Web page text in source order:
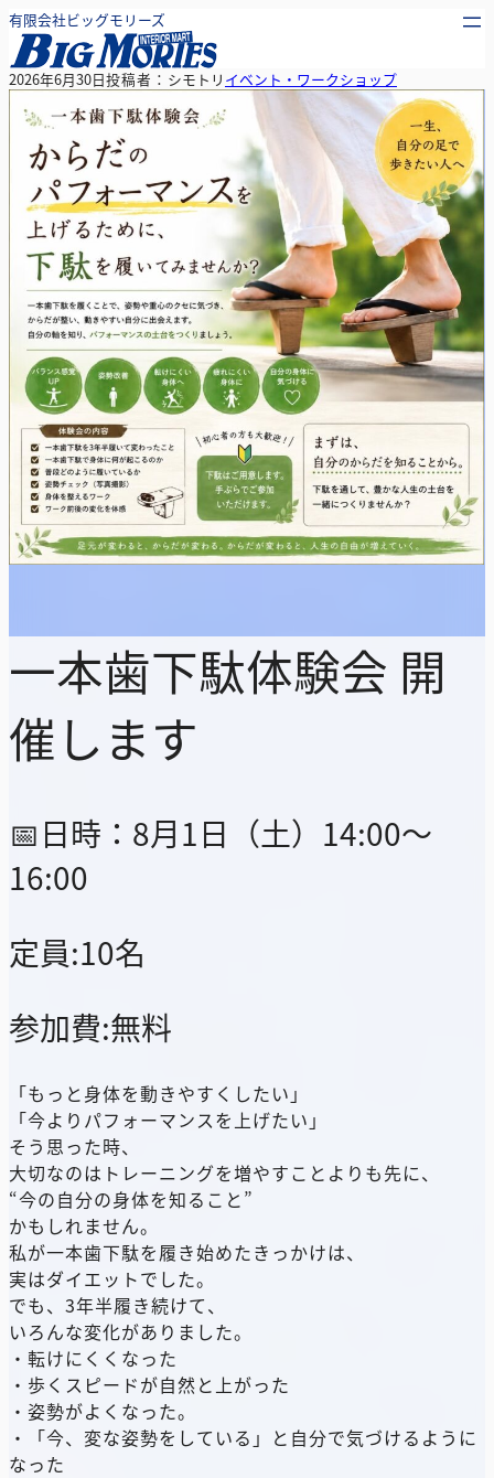
内
容
を
有限会社ビッグモリーズ
2026年6月30日投稿者： シモトリ イベント・ワークショップ
一本歯下駄体験会 開
催します
📅日時：8月1日（土）14:00～
16:00
定員:10名
参加費:無料
「もっと身体を動きやすくしたい」
「今よりパフォーマンスを上げたい」
そう思った時、
大切なのはトレーニングを増やすことよりも先に、
“今の自分の身体を知ること”
かもしれません。
私が一本歯下駄を履き始めたきっかけは、
実はダイエットでした。
でも、3年半履き続けて、
いろんな変化がありました。
・転けにくくなった
・歩くスピードが自然と上がった
・姿勢がよくなった。
・「今、変な姿勢をしている」と自分で気づけるように
なった